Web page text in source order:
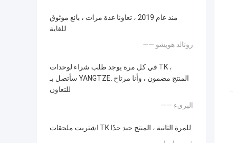
منذ عام 2019 ، تعاونا عدة مرات ، بائع موثوق
للغاية
—— رونالد هويشو
في كل مرة يوجد طلب شراء لوحدات TK ،
سأتصل بـ YANGTZE. المنتج مضمون ، وأنا مرتاح
للتعاون
—— البريء
اشتريت ملحقات TK للمرة الثانية ، المنتج جيد جدًا